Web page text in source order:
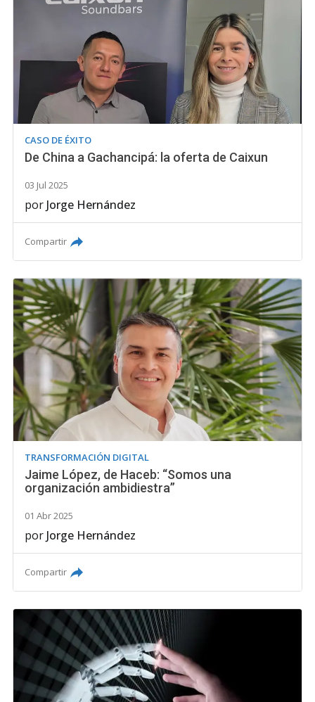
CASO DE ÉXITO
De China a Gachancipá: la oferta de Caixun
03 Jul 2025
por Jorge Hernández
Compartir
TRANSFORMACIÓN DIGITAL
Jaime López, de Haceb: “Somos una
organización ambidiestra”
01 Abr 2025
por Jorge Hernández
Compartir